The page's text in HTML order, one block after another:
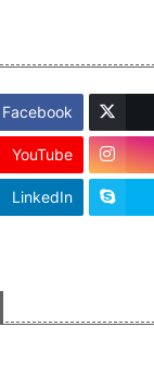
Facebook
YouTube
LinkedIn